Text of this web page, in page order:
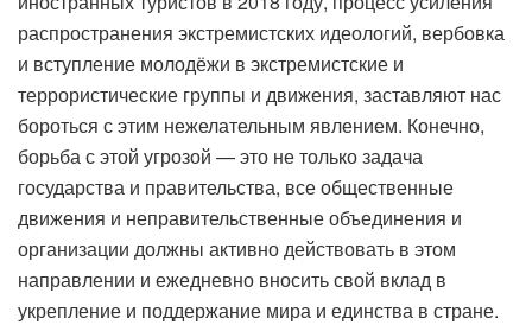
распространения экстремистских идеологий, вербовка
и вступление молодёжи в экстремистские и
террористические группы и движения, заставляют нас
бороться с этим нежелательным явлением. Конечно,
борьба с этой угрозой — это не только задача
государства и правительства, все общественные
движения и неправительственные объединения и
организации должны активно действовать в этом
направлении и ежедневно вносить свой вклад в
укрепление и поддержание мира и единства в стране.